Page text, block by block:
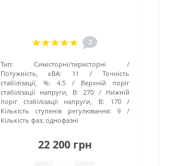
2
Тип:
Симісторні/тиристорні
Потужність, кВА:
11
Точність
стабілізації, %:
4.5
Верхній поріг
стабілізації напруги, В:
270
Нижній
поріг стабілізації напруги, В:
170
Кількість ступенів регулювання:
9
Кількість фаз: однофазні
22 200 грн